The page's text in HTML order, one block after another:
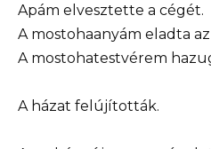
Apám elvesztette a cégét.
A mostohaanyám eladta
A mostohatestvérem
A házat felújították.